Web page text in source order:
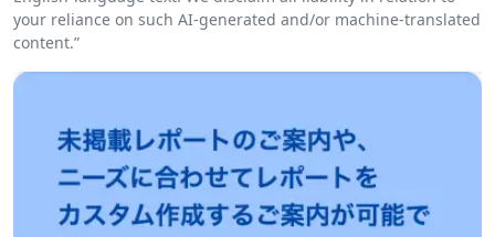
your reliance on such AI-generated and/or machine-translated
content.”